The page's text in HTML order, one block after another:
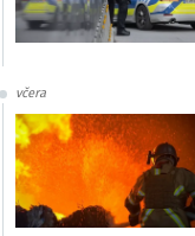
včera